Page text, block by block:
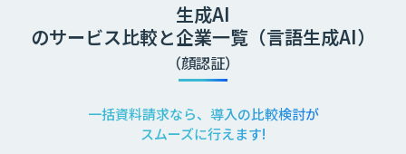
生成AI
のサービス比較と企業一覧（言語生成AI）
（顔認証）
一括資料請求なら、導入の比較検討が
スムーズに行えます!